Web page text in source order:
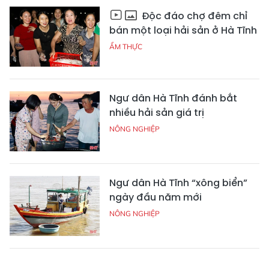
Độc đáo chợ đêm chỉ
bán một loại hải sản ở Hà Tĩnh
ẨM THỰC
Ngư dân Hà Tĩnh đánh bắt
nhiều hải sản giá trị
NÔNG NGHIỆP
Ngư dân Hà Tĩnh “xông biển”
ngày đầu năm mới
NÔNG NGHIỆP